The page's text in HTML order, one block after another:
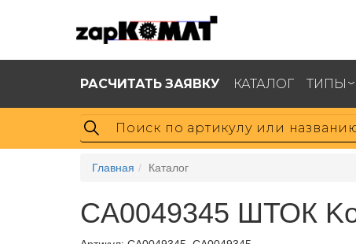
РАСЧИТАТЬ ЗАЯВКУ КАТАЛОГ ТИПЫ
Главная Каталог
CA0049345 ШТОК